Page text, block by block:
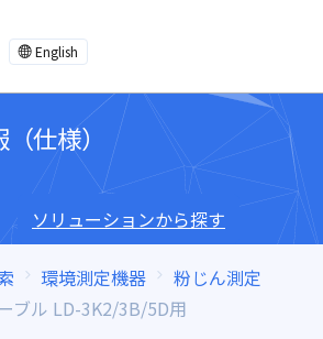
English
仕様）
ソリューションから探す
環境測定機器
粉じん測定
ブル LD-3K2/3B/5D用